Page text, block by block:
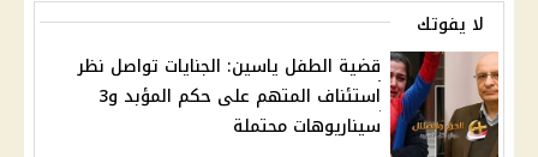
لا يفوتك
قضية الطفل ياسين: الجنايات تواصل نظر
استئناف المتهم على حكم المؤبد و3
سيناريوهات محتملة